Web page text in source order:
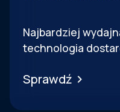
Najbardziej
technologia
Sprawdź